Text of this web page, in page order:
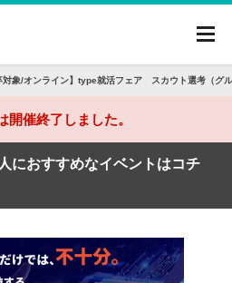
対象/オンライン】type就活フェア スカウト選考（グ
開催終了しました。
におすすめなイベントはコチ